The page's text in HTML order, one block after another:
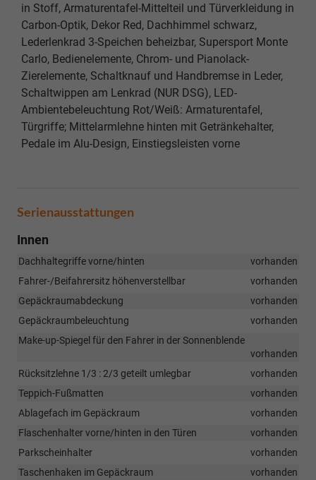
in Stoff, Armaturentafel-Mittelteil und Türverkleidung in
Carbon-Optik, Dekor Red, Dachhimmel schwarz,
Lederlenkrad 3-Speichen beheizbar, Supersport Monte
Carlo, Bedienelemente, Chrom- und Pianolack-
Zierelemente, Schaltknauf und Handbremse in Leder,
Schaltwippen am Lenkrad (NUR DSG), LED-
Ambientebeleuchtung Rot/Weiß: Armaturentafel,
Türgriffe; Mittelarmlehne hinten mit Getränkehalter,
Pedale im Alu-Design, Einstiegsleisten vorne
Serienausstattungen
Innen
Dachhaltegriffe vorne/hinten
vorhanden
Fahrer-/Beifahrersitz höhenverstellbar
vorhanden
Gepäckraumabdeckung
vorhanden
Gepäckraumbeleuchtung
vorhanden
Make-up-Spiegel für den Fahrer in der Sonnenblende
vorhanden
Rücksitzlehne 1/3 : 2/3 geteilt umlegbar
vorhanden
Teppich-Fußmatten
vorhanden
Ablagefach im Gepäckraum
vorhanden
Flaschenhalter vorne/hinten in den Türen
vorhanden
Parkscheinhalter
vorhanden
Taschenhaken im Gepäckraum
vorhanden